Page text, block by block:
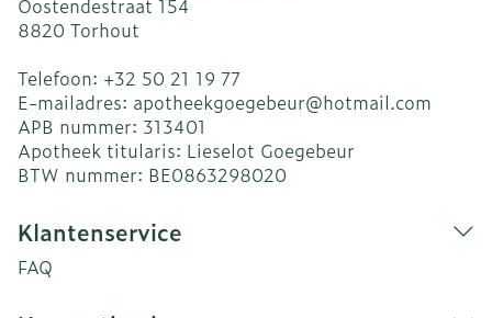
Oostendestraat 154
8820 Torhout
Telefoon: +32 50 21 19 77
E-mailadres: apotheekgoegebeur@hotmail.com
APB nummer: 313401
Apotheek titularis: Lieselot Goegebeur
BTW nummer: BE0863298020
Klantenservice
FAQ